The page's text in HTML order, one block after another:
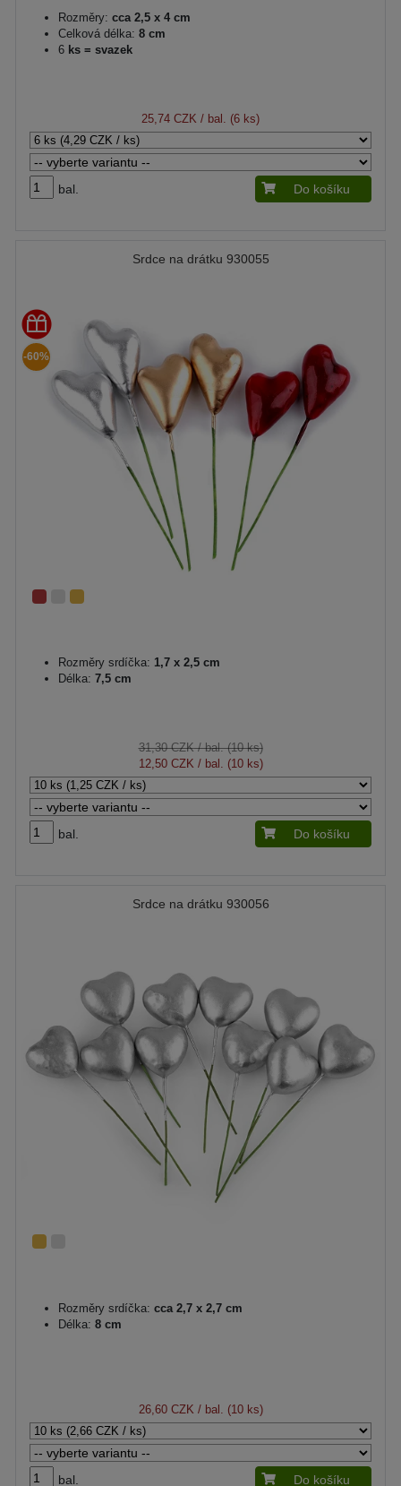
Rozměry: cca 2,5 x 4 cm
Celková délka: 8 cm
6 ks = svazek
25,74 CZK / bal. (6 ks)
bal. Do košíku
Srdce na drátku 930055
-60%
Rozměry srdíčka: 1,7 x 2,5 cm
Délka: 7,5 cm
31,30 CZK/ bal. (10 ks)
12,50 CZK / bal. (10 ks)
bal. Do košíku
Srdce na drátku 930056
Rozměry srdíčka: cca 2,7 x 2,7 cm
Délka: 8 cm
26,60 CZK / bal. (10 ks)
bal. Do košíku